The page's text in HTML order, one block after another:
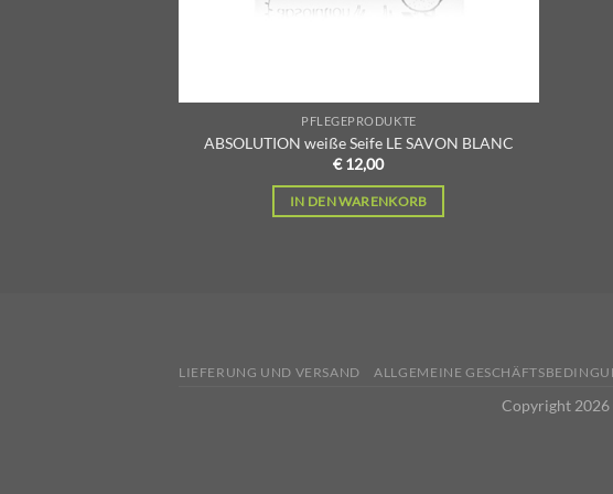
PFLEGEPRODUKTE
ABSOLUTION weiße Seife LE SAVON BLANC
€ 12,00
IN DEN WARENKORB
LIEFERUNG UND VERSAND ALLGEMEINE
Copyright